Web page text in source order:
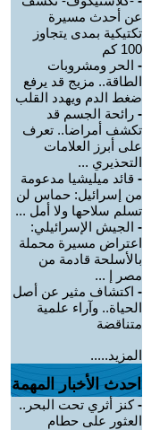
عن أحدث مسيرة
تكتيكية بمدى يتجاوز
100 كم
- الحر ومشروبات
الطاقة.. مزيج قد يرفع
ضغط الدم ويهدد القلب
- رائحة الجسم قد
تكشف أمراضا.. تعرف
على أبرز العلامات
التحذيري ...
- قائد ميليشيا مدعومة
من إسرائيل: حماس لن
تسلم سلاحها ولا أمل ...
- الجيش الإسرائيلي:
اعتراض مسيرة محملة
بالأسلحة قادمة من
مصر إ ...
- اكتشاف مثير عن أصل
الحياة.. وآراء علمية
متناقضة
المزيد.....
احدث الأخبار المهمة
-كنز أثري تحت البحر..
العثور على حطام